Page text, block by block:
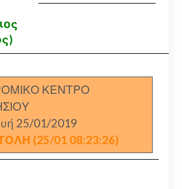
ΚΕΝΤΡΟ
25/01/2019
(25/01 08:23:26)